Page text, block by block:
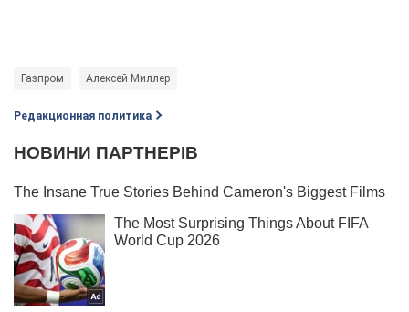
Газпром Алексей Миллер
Редакционная политика